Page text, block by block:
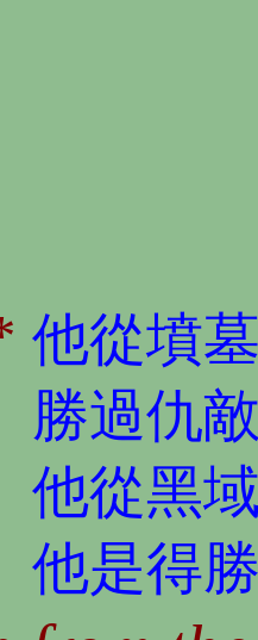
他從墳
勝過仇
他從黑
他是得